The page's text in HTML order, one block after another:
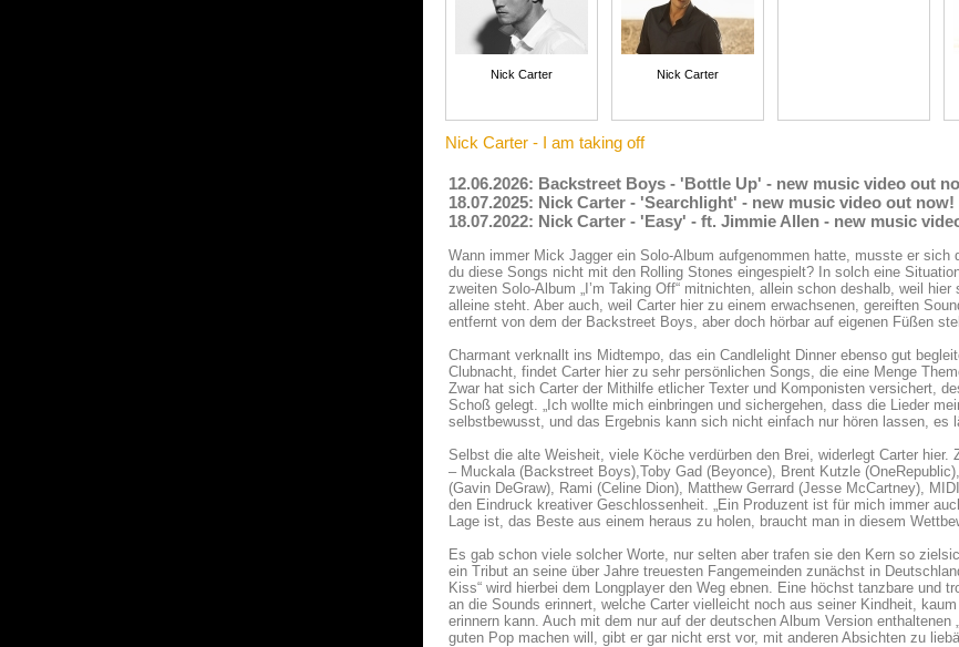
Nick Carter Nick Carter
Nick Carter - I am taking off
12.06.2026: Backstreet Boys - 'Bottle Up' - new music video out
18.07.2025: Nick Carter - 'Searchlight' - new music video out now!
18.07.2022: Nick Carter - 'Easy' - ft. Jimmie Allen - new music
Wann immer Mick Jagger ein Solo-Album aufgenommen hatte, musste er sich
du diese Songs nicht mit den Rolling Stones eingespielt? In solch eine
zweiten Solo-Album „I’m Taking Off“ mitnichten, allein schon deshalb, weil
alleine steht. Aber auch, weil Carter hier zu einem erwachsenen, gereiften
entfernt von dem der Backstreet Boys, aber doch hörbar auf eigenen Füßen
Charmant verknallt ins Midtempo, das ein Candlelight Dinner ebenso gut
Clubnacht, findet Carter hier zu sehr persönlichen Songs, die eine Menge
Zwar hat sich Carter der Mithilfe etlicher Texter und Komponisten versichert,
Schoß gelegt. „Ich wollte mich einbringen und sichergehen, dass die Lieder
selbstbewusst, und das Ergebnis kann sich nicht einfach nur hören lassen, es
Selbst die alte Weisheit, viele Köche verdürben den Brei, widerlegt Carter
– Muckala (Backstreet Boys),Toby Gad (Beyonce), Brent Kutzle
(Gavin DeGraw), Rami (Celine Dion), Matthew Gerrard (Jesse McCartney),
den Eindruck kreativer Geschlossenheit. „Ein Produzent ist für mich immer
Lage ist, das Beste aus einem heraus zu holen, braucht man in diesem
Es gab schon viele solcher Worte, nur selten aber trafen sie den Kern so
ein Tribut an seine über Jahre treuesten Fangemeinden zunächst in
Kiss“ wird hierbei dem Longplayer den Weg ebnen. Eine höchst tanzbare und
an die Sounds erinnert, welche Carter vielleicht noch aus seiner Kindheit,
erinnern kann. Auch mit dem nur auf der deutschen Album Version enthaltenen
guten Pop machen will, gibt er gar nicht erst vor, mit anderen Absichten zu